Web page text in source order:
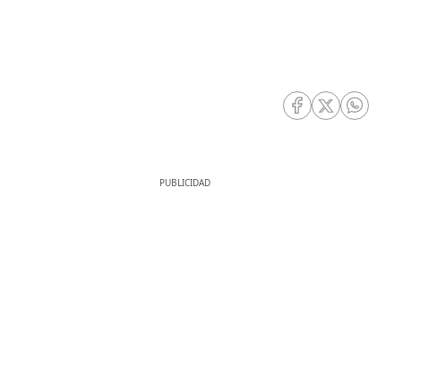
RRSS Facebook
RRSS Twitter
RRSS